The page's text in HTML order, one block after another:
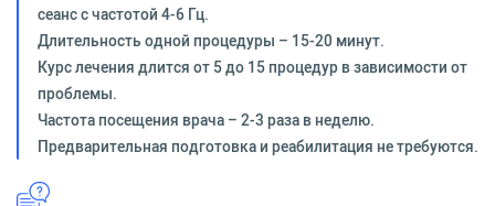
сеанс с частотой 4-6 Гц.
Длительность одной процедуры – 15-20 минут.
Курс лечения длится от 5 до 15 процедур в зависимости от
проблемы.
Частота посещения врача – 2-3 раза в неделю.
Предварительная подготовка и реабилитация не требуются.